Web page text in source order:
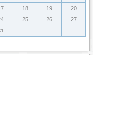
18 19
20
25 26
27